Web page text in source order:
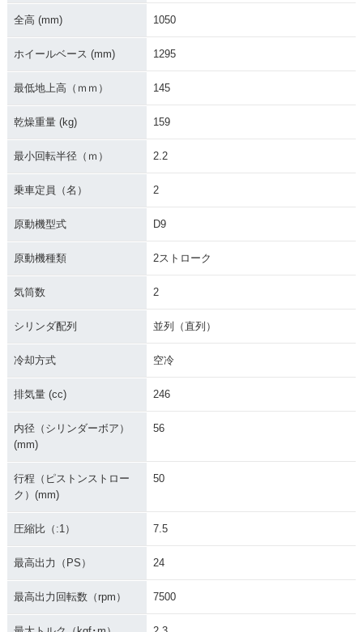
全高 (mm) 1050
ホイールベース (mm) 1295
最低地上高（ｍｍ） 145
乾燥重量 (kg) 159
最小回転半径（ｍ） 2.2
乗車定員（名） 2
原動機型式 D9
原動機種類 2ストローク
気筒数 2
シリンダ配列 並列（直列）
冷却方式 空冷
排気量 (cc) 246
内径（シリンダーボア）
(mm)
56
行程（ピストンストロー
ク）(mm)
50
圧縮比（:1） 7.5
最高出力（PS） 24
最高出力回転数（rpm） 7500